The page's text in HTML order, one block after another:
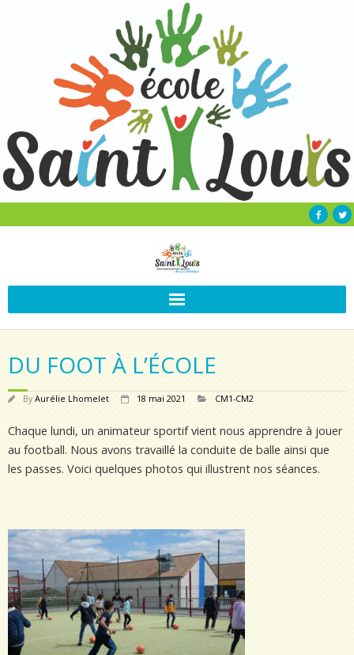
DU FOOT À L’ÉCOLE
ByAurélie Lhomelet 18 mai 2021 CM1-CM2
Chaque lundi, un animateur sportif vient nous apprendre à jouer
au football. Nous avons travaillé la conduite de balle ainsi que
les passes. Voici quelques photos qui illustrent nos séances.